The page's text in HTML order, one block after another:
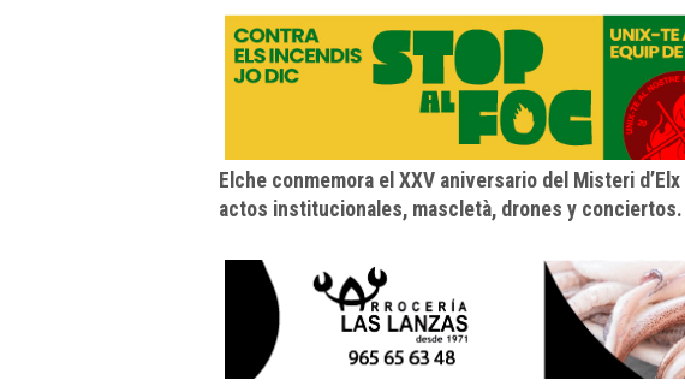
Elche conmemora el XXV aniversario del Misteri
actos institucionales, mascletà, drones y conciertos.